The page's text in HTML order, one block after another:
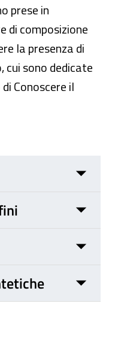
prese in
di composizione
la presenza di
cui sono dedicate
Conoscere il